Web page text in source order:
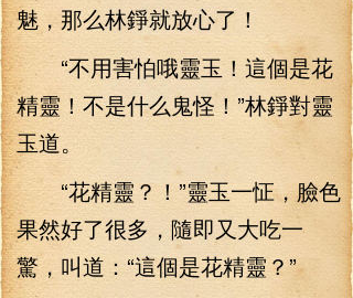
魅，那么林錚就放心了！
“不用害怕哦靈玉！這個是花
精靈！不是什么鬼怪！”林錚對靈
玉道。
“花精靈？！”靈玉一怔，臉色
果然好了很多，隨即又大吃一
驚，叫道：“這個是花精靈？”